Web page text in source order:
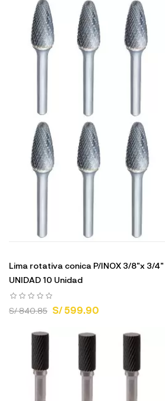
Lima rotativa conica P/INOX 3/8"x 3/4"
UNIDAD 10 Unidad
S/ 840.85 S/ 599.90